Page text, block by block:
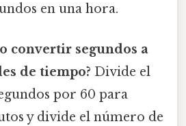
en una hora.
convertir segundos a
de tiempo? Divide el
por 60 para
y divide el número de